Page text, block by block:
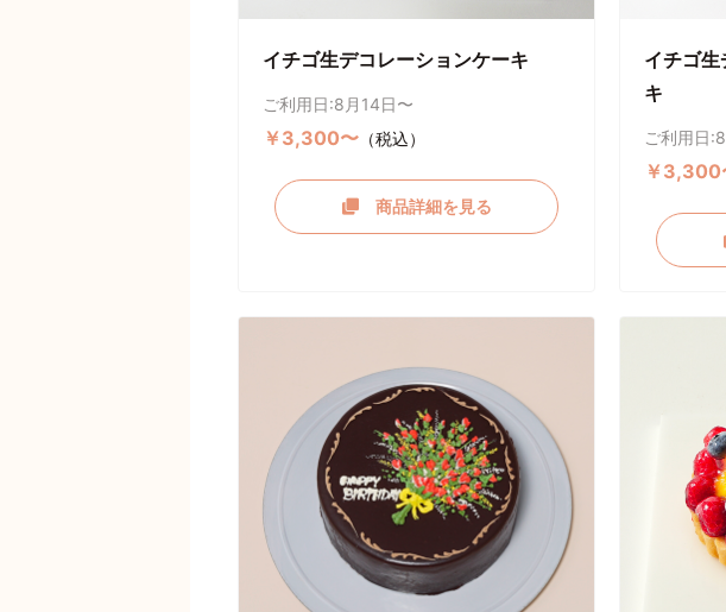
イチゴ生デコレーションケーキ
ご利用日:8月14日〜
￥3,300〜 （税込）
商品詳細を見る
イチゴ
キ
ご利用日
￥3,300